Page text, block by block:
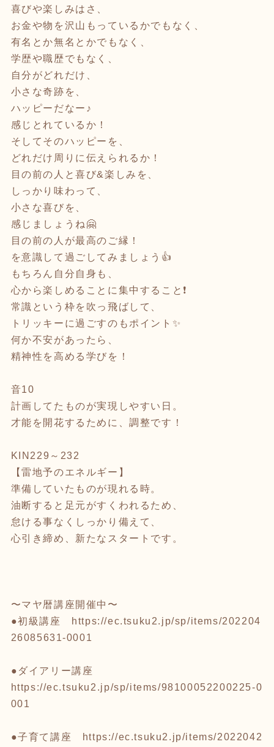
喜びや楽しみはさ、
お金や物を沢山もっているかでもなく、
有名とか無名とかでもなく、
学歴や職歴でもなく、
自分がどれだけ、
小さな奇跡を、
ハッピーだなー♪
感じとれているか！
そしてそのハッピーを、
どれだけ周りに伝えられるか！
目の前の人と喜び&楽しみを、
しっかり味わって、
小さな喜びを、
感じましょうね🤗
目の前の人が最高のご縁！
を意識して過ごしてみましょう👍
もちろん自分自身も、
心から楽しめることに集中すること❗️
常識という枠を吹っ飛ばして、
トリッキーに過ごすのもポイント✨
何か不安があったら、
精神性を高める学びを！
音10
計画してたものが実現しやすい日。
才能を開花するために、調整です！
KIN229～232
【雷地予のエネルギー】
準備していたものが現れる時。
油断すると足元がすくわれるため、
怠ける事なくしっかり備えて、
心引き締め、新たなスタートです。
〜マヤ暦講座開催中〜
●初級講座
https://ec.tsuku2.jp/sp/items/202204
26085631-0001
●ダイアリー講座
https://ec.tsuku2.jp/sp/items/98100052200225-0
001
●子育て講座
https://ec.tsuku2.jp/items/2022042